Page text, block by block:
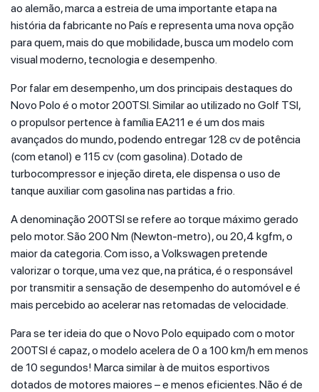
ao alemão, marca a estreia de uma importante etapa na
história da fabricante no País e representa uma nova opção
para quem, mais do que mobilidade, busca um modelo com
visual moderno, tecnologia e desempenho.
Por falar em desempenho, um dos principais destaques do
Novo Polo é o motor 200TSI. Similar ao utilizado no Golf TSI,
o propulsor pertence à família EA211 e é um dos mais
avançados do mundo, podendo entregar 128 cv de potência
(com etanol) e 115 cv (com gasolina). Dotado de
turbocompressor e injeção direta, ele dispensa o uso de
tanque auxiliar com gasolina nas partidas a frio.
A denominação 200TSI se refere ao torque máximo gerado
pelo motor. São 200 Nm (Newton-metro), ou 20,4 kgfm, o
maior da categoria. Com isso, a Volkswagen pretende
valorizar o torque, uma vez que, na prática, é o responsável
por transmitir a sensação de desempenho do automóvel e é
mais percebido ao acelerar nas retomadas de velocidade.
Para se ter ideia do que o Novo Polo equipado com o motor
200TSI é capaz, o modelo acelera de 0 a 100 km/h em menos
de 10 segundos! Marca similar à de muitos esportivos
dotados de motores maiores – e menos eficientes. Não é de